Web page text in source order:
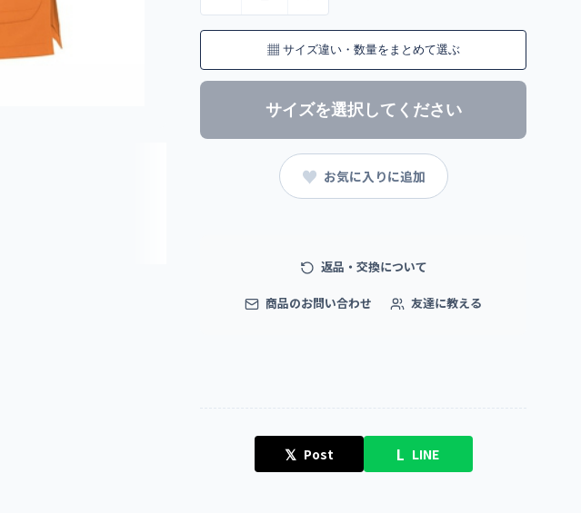
▦サイズ違い・数量をまとめて選ぶ
サイズを選択してください
♥ お気に入りに追加
返品・交換について
商品のお問い合わせ 友達に教える
𝕏 Post L LINE